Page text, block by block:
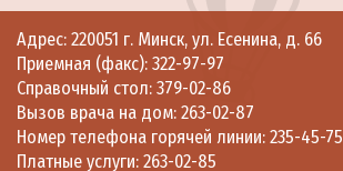
Адрес: 220051 г. Минск, ул. Есенина, д. 66
Приемная (факс): 322-97-97
Справочный стол: 379-02-86
Вызов врача на дом: 263-02-87
Номер телефона горячей линии: 235-45-75
Платные услуги: 263-02-85